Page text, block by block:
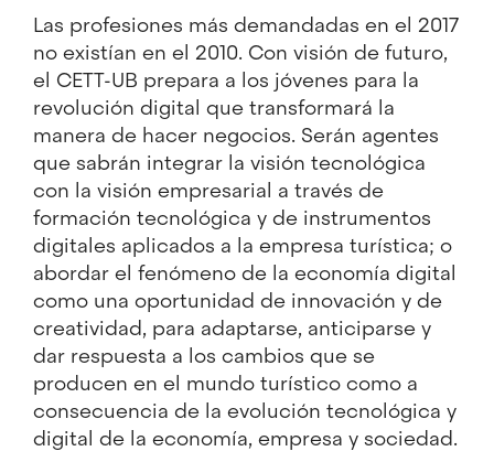
Las profesiones más demandadas en el 2017
no existían en el 2010. Con visión de futuro,
el CETT-UB prepara a los jóvenes para la
revolución digital que transformará la
manera de hacer negocios. Serán agentes
que sabrán integrar la visión tecnológica
con la visión empresarial a través de
formación tecnológica y de instrumentos
digitales aplicados a la empresa turística; o
abordar el fenómeno de la economía digital
como una oportunidad de innovación y de
creatividad, para adaptarse, anticiparse y
dar respuesta a los cambios que se
producen en el mundo turístico como a
consecuencia de la evolución tecnológica y
digital de la economía, empresa y sociedad.